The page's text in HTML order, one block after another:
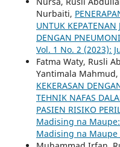
Nurbaiti,
UNTUK KEPATENAN
DENGAN
Vol. 1 No. 2 (2023):
Fatma Waty, Rusli
Yantimala Mahmud,
KEKERASAN
TEHNIK NAFAS
PASIEN RISIKO
Madising na
Madising na Maupe